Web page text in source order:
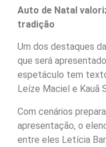
Auto de Natal
tradição
Um dos destaques
que será
espetáculo tem
Leíze Maciel e Kauã
Com cenários
apresentação, o
entre eles Letícia